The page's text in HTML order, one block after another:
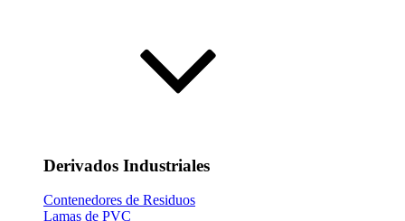
Derivados Industriales
Contenedores de Residuos
Lamas de PVC